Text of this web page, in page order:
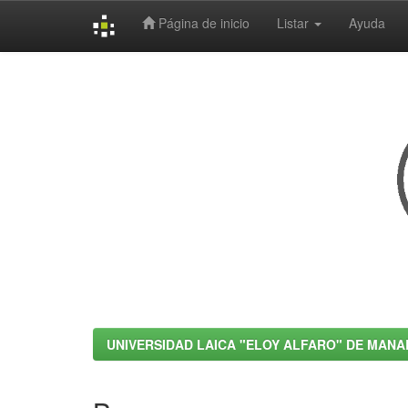
Página de inicio Listar Ayuda
UNIVERSIDAD LAICA "ELOY ALFARO" DE